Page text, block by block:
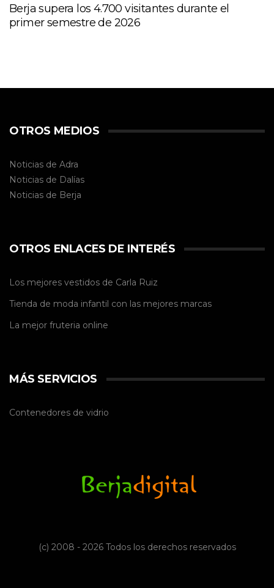
Berja supera los 4.700 visitantes durante el
primer semestre de 2026
OTROS MEDIOS
Noticias de Adra
Noticias de Dalías
Noticias de Berja
OTROS ENLACES DE INTERÉS
Los mejores vestidos de Carla Ruiz
Tienda de moda infantil con las mejores marcas
La mejor fruteria online
MÁS SERVICIOS
Contenedores de vidrio
(c) 2008 - 2026 Todos los derechos reservados